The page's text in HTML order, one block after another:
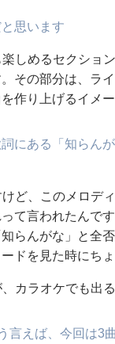
思います
しめるセクショ
その部分は、ラ
作り上げるイメ
にある「知らん
ど、このメロデ
て言われたんで
らんがな」と全
ドを見た時にち
カラオケでも出
えば、今回は3